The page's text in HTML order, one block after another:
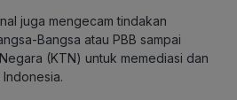
juga mengecam tindakan
Bangsa atau PBB sampai
(KTN) untuk memediasi dan